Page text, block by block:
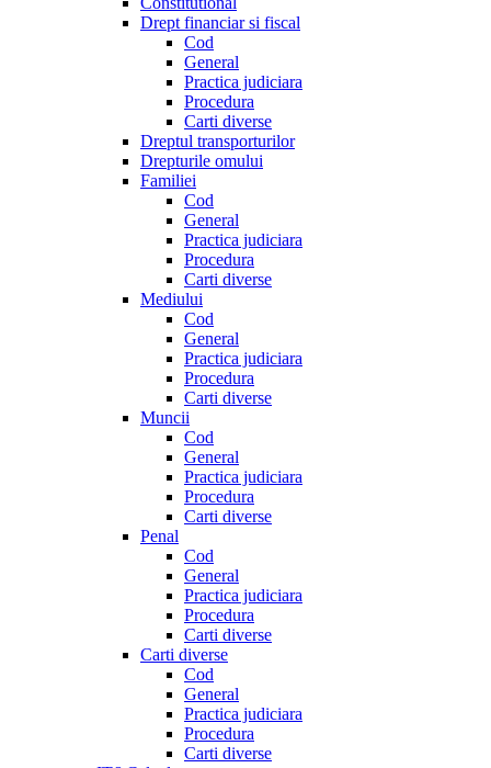
Drept financiar si fiscal
Cod
General
Practica judiciara
Procedura
Carti diverse
Dreptul transporturilor
Drepturile omului
Familiei
Cod
General
Practica judiciara
Procedura
Carti diverse
Mediului
Cod
General
Practica judiciara
Procedura
Carti diverse
Muncii
Cod
General
Practica judiciara
Procedura
Carti diverse
Penal
Cod
General
Practica judiciara
Procedura
Carti diverse
Carti diverse
Cod
General
Practica judiciara
Procedura
Carti diverse